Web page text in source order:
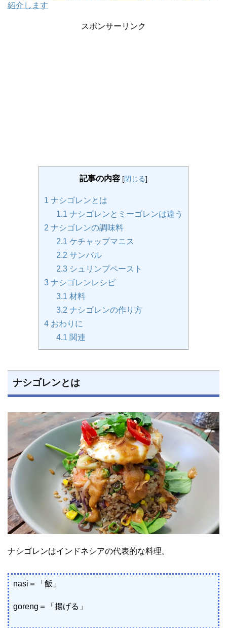
紹介します
スポンサーリンク
記事の内容 [閉じる]
1 ナシゴレンとは
1.1 ナシゴレンとミーゴレンは違う
2 ナシゴレンの調味料
2.1 ケチャップマニス
2.2 サンバル
2.3 シュリンプペースト
3 ナシゴレンレシピ
3.1 材料
3.2 ナシゴレンの作り方
4 おわりに
4.1 関連
ナシゴレンとは
ナシゴレンはインドネシアの代表的な料理。
nasi＝「飯」
goreng＝「揚げる」